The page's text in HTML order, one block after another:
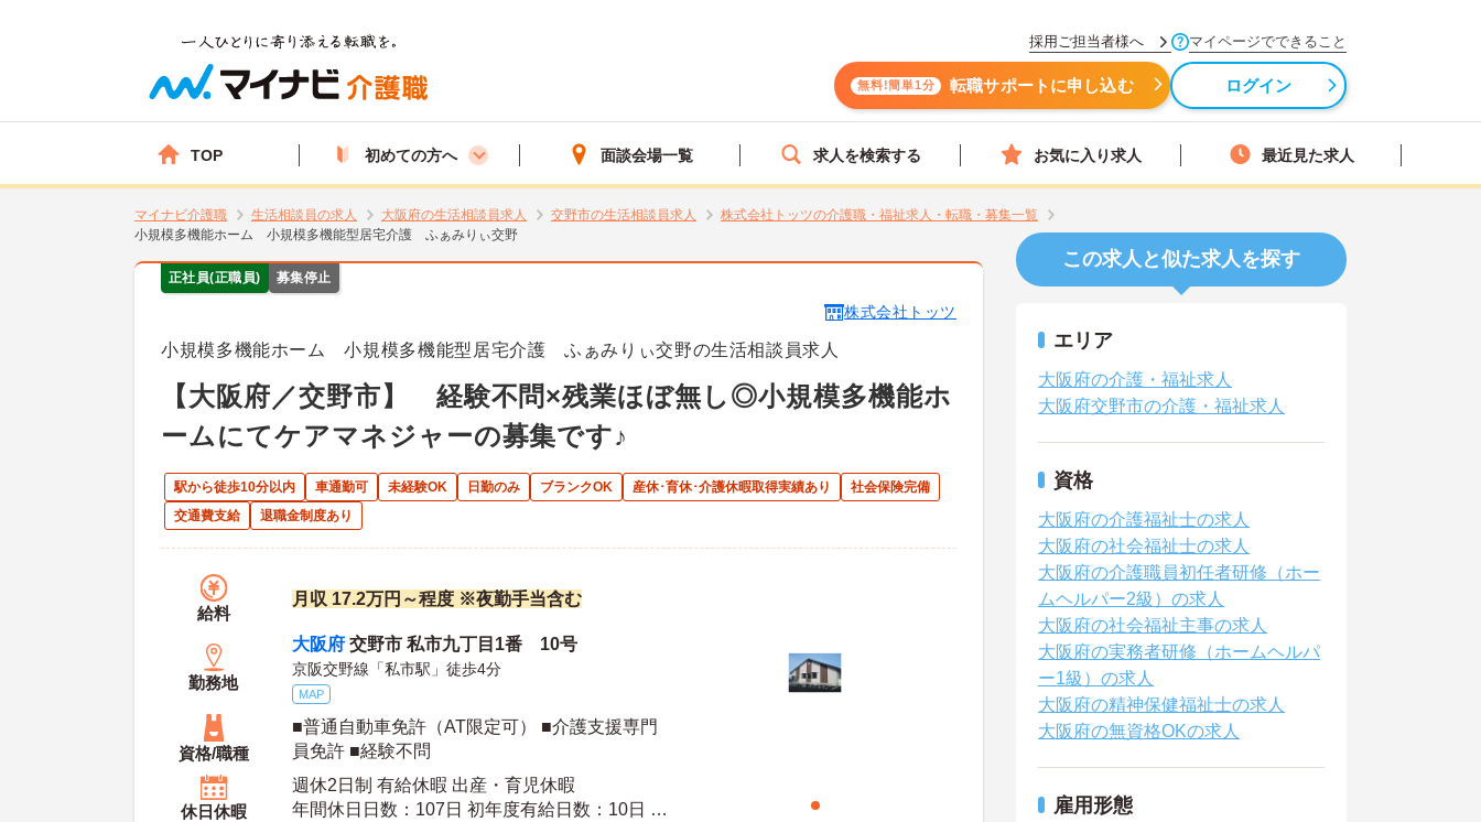
採用ご担当者様へ マイページでできること
無料!簡単1分 転職サポートに申し込む ログイン
TOP 初めての方へ 面談会場一覧 求人を検索する お気に入り求人 最近見た求人
マイナビ介護職 生活相談員の求人 大阪府の生活相談員求人 交野市の生活相談員求人
株式会社トッツの介護職・福祉求人・転職・募集一覧
小規模多機能ホーム 小規模多機能型居宅介護 ふぁみりぃ交野
正社員(正職員) 募集停止
株式会社トッツ
小規模多機能ホーム 小規模多機能型居宅介護 ふぁみりぃ交野の生活相談員求人
【大阪府／交野市】 経験不問×残業ほぼ無し◎小規模多機能ホ
ームにてケアマネジャーの募集です♪
駅から徒歩10分以内 車通勤可 未経験OK 日勤のみ ブランクOK 産休･育休･介護休暇取得実績あり
社会保険完備
交通費支給
退職金制度あり
給料
月収 17.2万円～程度 ※夜勤手当含む
勤務地
大阪府 交野市 私市九丁目1番 10号
京阪交野線「私市駅」徒歩4分
MAP
資格/職種
■普通自動車免許（AT限定可） ■介護支援専門
員免許 ■経験不問
休日休暇
週休2日制 有給休暇 出産・育児休暇
年間休日日数：107日 初年度有給日数：10日 最
この求人と似た求人を探す
エリア
大阪府の介護・福祉求人
大阪府交野市の介護・福祉求人
資格
大阪府の介護福祉士の求人
大阪府の社会福祉士の求人
大阪府の介護職員初任者研修（ホー
ムヘルパー2級）の求人
大阪府の社会福祉主事の求人
大阪府の実務者研修（ホームヘルパ
ー1級）の求人
大阪府の精神保健福祉士の求人
大阪府の無資格OKの求人
雇用形態